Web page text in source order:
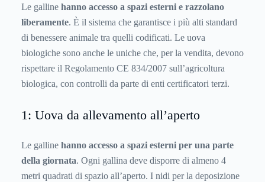
Le galline hanno accesso a spazi esterni e razzolano
liberamente. È il sistema che garantisce i più alti standard
di benessere animale tra quelli codificati. Le uova
biologiche sono anche le uniche che, per la vendita, devono
rispettare il Regolamento CE 834/2007 sull’agricoltura
biologica, con controlli da parte di enti certificatori terzi.
1: Uova da allevamento all’aperto
Le galline hanno accesso a spazi esterni per una parte
della giornata. Ogni gallina deve disporre di almeno 4
metri quadrati di spazio all’aperto. I nidi per la deposizione